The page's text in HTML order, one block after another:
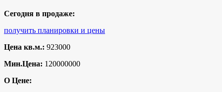
Сегодня в продаже:
получить планировки и цены
Цена кв.м.: 923000
Мин.Цена: 120000000
О Цене: